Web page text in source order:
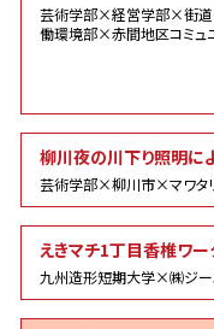
芸術学部×経営学部×街
働環境部×赤間地区コミュ
柳川夜の川下り照明に
芸術学部×柳川市×マワタ
えきマチ1丁目香椎ワー
九州造形短期大学×㈱ジー